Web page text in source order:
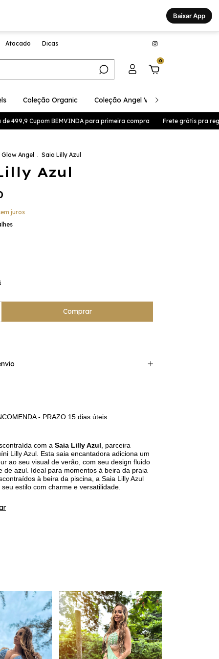
Baixar App
Atacado Dicas
0
Coleção Organic Coleção Angel Vibes
Cupom BEMVINDA para primeira compra Frete grátis pra região
Angel . Saia Lilly Azul
Azul
juros
- PRAZO 15 dias úteis
com a Saia Lilly Azul , parceira
Lilly Azul. Esta saia encantadora adiciona um
ao seu visual de verão, com seu design fluido
de azul. Ideal para momentos à beira da praia
à beira da piscina, a Saia Lilly Azul
estilo com charme e versatilidade.